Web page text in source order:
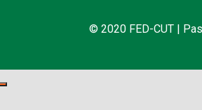
© 2020 FED-CUT |